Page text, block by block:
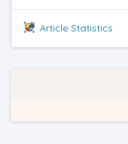
Article Statistics